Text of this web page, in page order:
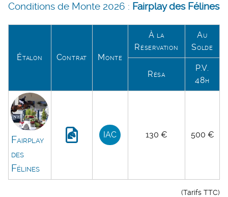
Conditions de Monte 2026 : Fairplay des Félines
Étalon Contrat Monte
À la
Réservation
Au
Solde
Résa
P.V.
48h
Fairplay
des
Félines
IAC 130 € 500 €
(Tarifs TTC)